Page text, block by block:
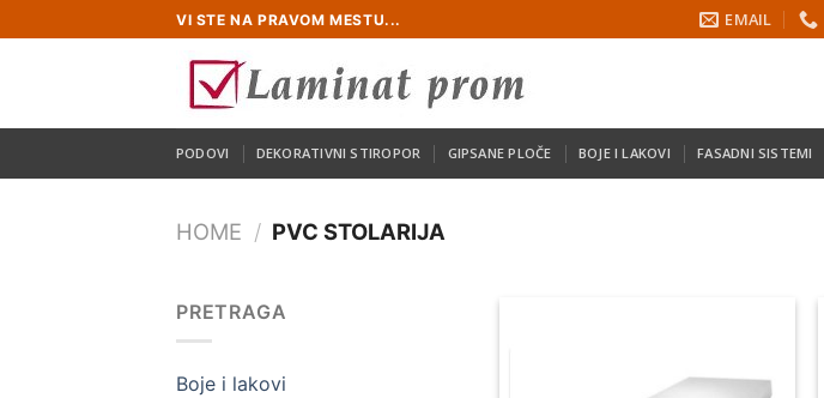
to
VI STE NA PRAVOM MESTU... EMAIL
PODOVI DEKORATIVNI STIROPOR GIPSANE PLOČE BOJE I LAKOVI FASADNI SISTEMI
HOME / PVC STOLARIJA
PRETRAGA
Boje i lakovi